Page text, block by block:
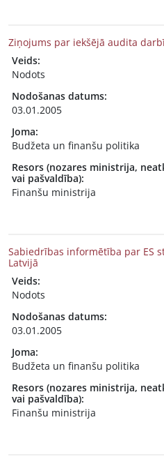
Ziņojums par iekšējā audita
Veids:
Nodots
Nodošanas datums:
03.01.2005
Joma:
Budžeta un finanšu politika
Resors (nozares ministrija,
vai pašvaldība):
Finanšu ministrija
Sabiedrības informētība par ES
Latvijā
Veids:
Nodots
Nodošanas datums:
03.01.2005
Joma:
Budžeta un finanšu politika
Resors (nozares ministrija,
vai pašvaldība):
Finanšu ministrija